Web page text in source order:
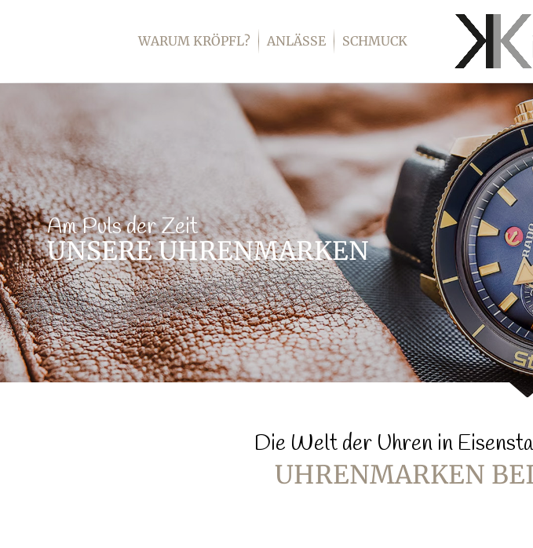
WARUM KRÖPFL? ANLÄSSE SCHMUCK
Am Puls der Zeit
UNSERE UHRENMARKEN
Die Welt der Uhren in
UHRENMARKEN